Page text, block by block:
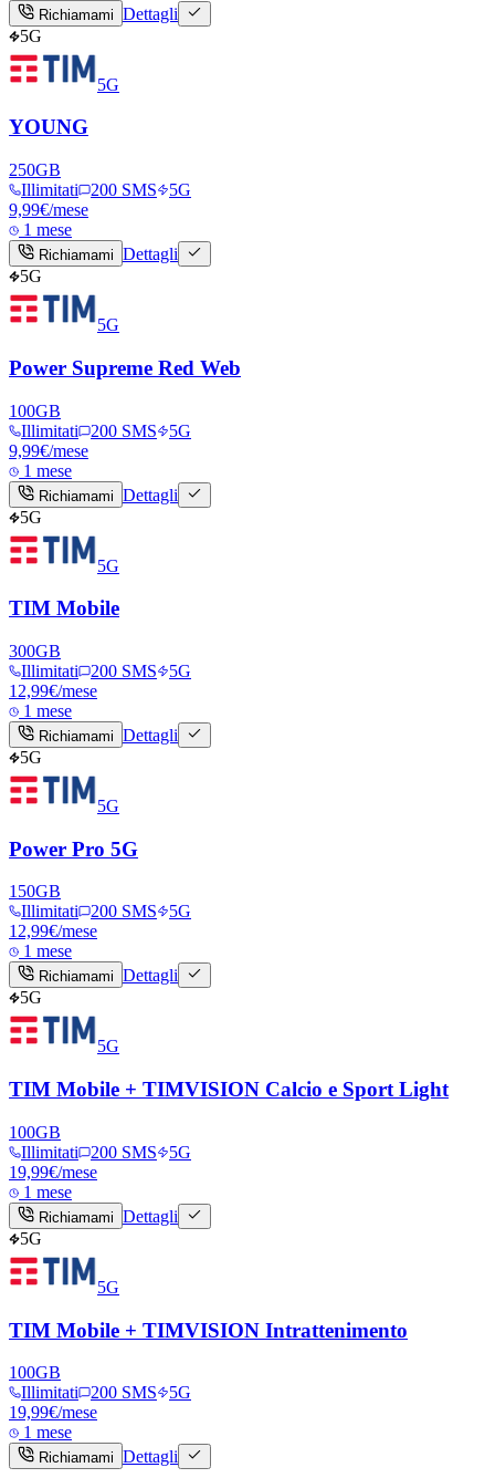
Richiamami Dettagli
5G
5G
YOUNG
250GB
Illimitati
200 SMS
5G
9,99€/mese
1 mese
Richiamami Dettagli
5G
5G
Power Supreme Red Web
100GB
Illimitati
200 SMS
5G
9,99€/mese
1 mese
Richiamami Dettagli
5G
5G
TIM Mobile
300GB
Illimitati
200 SMS
5G
12,99€/mese
1 mese
Richiamami Dettagli
5G
5G
Power Pro 5G
150GB
Illimitati
200 SMS
5G
12,99€/mese
1 mese
Richiamami Dettagli
5G
5G
TIM Mobile + TIMVISION Calcio e Sport Light
100GB
Illimitati
200 SMS
5G
19,99€/mese
1 mese
Richiamami Dettagli
5G
5G
TIM Mobile + TIMVISION Intrattenimento
100GB
Illimitati
200 SMS
5G
19,99€/mese
1 mese
Richiamami Dettagli